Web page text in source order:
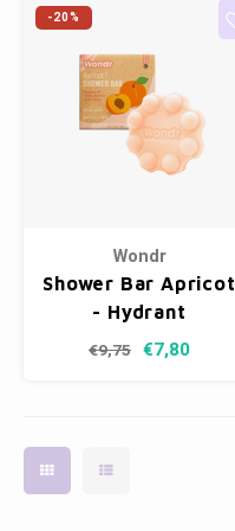
-20%
Wondr
Shower Bar Apricot
- Hydrant
€9,75 €7,80